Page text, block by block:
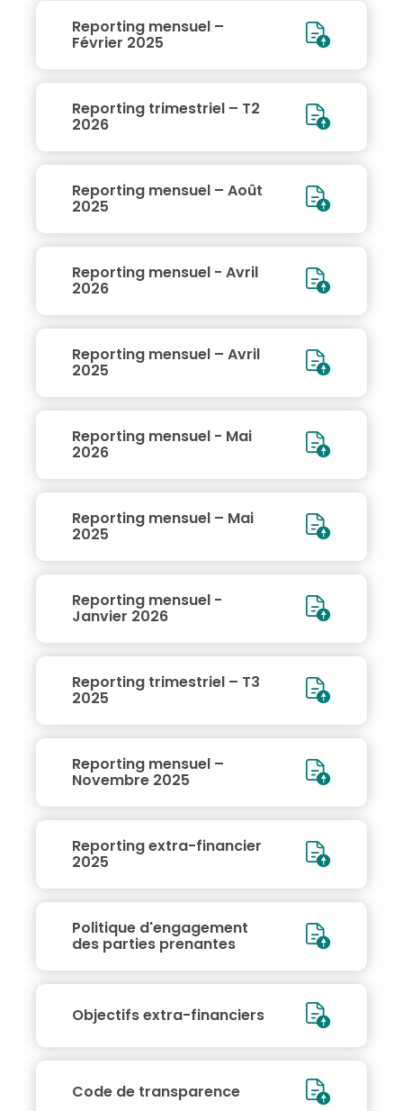
Reporting mensuel –
Février 2025
Reporting trimestriel – T2
2026
Reporting mensuel – Août
2025
Reporting mensuel - Avril
2026
Reporting mensuel – Avril
2025
Reporting mensuel - Mai
2026
Reporting mensuel – Mai
2025
Reporting mensuel -
Janvier 2026
Reporting trimestriel – T3
2025
Reporting mensuel –
Novembre 2025
Reporting extra-financier
2025
Politique d'engagement
des parties prenantes
Objectifs extra-financiers
Code de transparence